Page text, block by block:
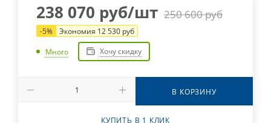
238 070 руб/шт 250 600руб
-5% Экономия 12 530 руб
Много
Хочу скидку
В КОРЗИНУ
КУПИТЬ В 1 КЛИК